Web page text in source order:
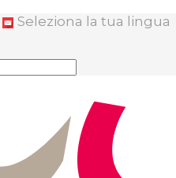
Seleziona la tua lingua